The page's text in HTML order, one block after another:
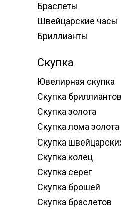
Скупка бриллиантов
Скупка золота
Скупка
Бриллианты
Швейцарские часы
Браслеты
Ювелирная скупка
Скупка лома золота
Скупка
Скупка колец
Скупка браслетов
Скупка серег
Скупка брошей